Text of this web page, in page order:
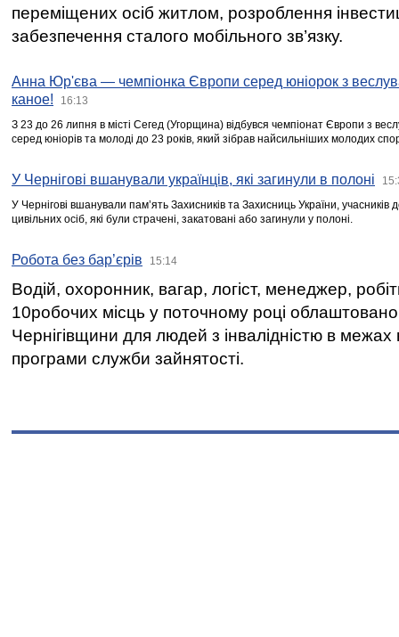
переміщених осіб житлом, розроблення
забезпечення сталого мобільного зв’язку.
Анна Юр'єва — чемпіонка Європи серед юніорок з
каное!
16:13
З 23 до 26 липня в місті Сегед (Угорщина) відбувся чемпіонат Європи з
серед юніорів та молоді до 23 років, який зібрав найсильніших молодих
У Чернігові вшанували українців, які загинули в полоні
У Чернігові вшанували пам’ять Захисників та Захисниць України,
цивільних осіб, які були страчені, закатовані або загинули у полоні.
Робота без бар’єрів 15:14
Водій, охоронник, вагар, логіст, менеджер,
10робочих місць у поточному році
Чернігівщини для людей з інвалідністю в межах
програми служби зайнятості.